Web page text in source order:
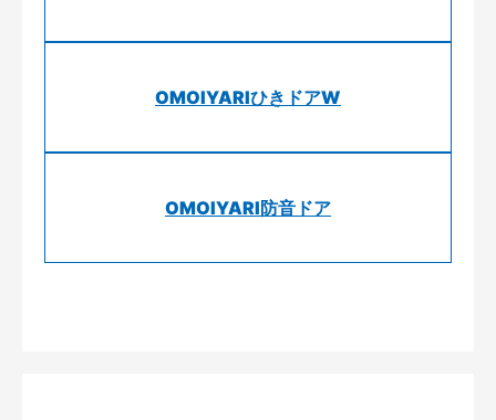
OMOIYARIひきドアW
OMOIYARI防音ドア